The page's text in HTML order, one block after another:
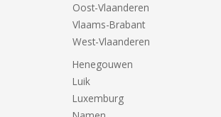
Oost-Vlaanderen
Vlaams-Brabant
West-Vlaanderen
Henegouwen
Luik
Luxemburg